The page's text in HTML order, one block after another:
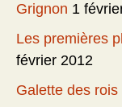
Grignon 1
Les premières
février 2012
Galette des